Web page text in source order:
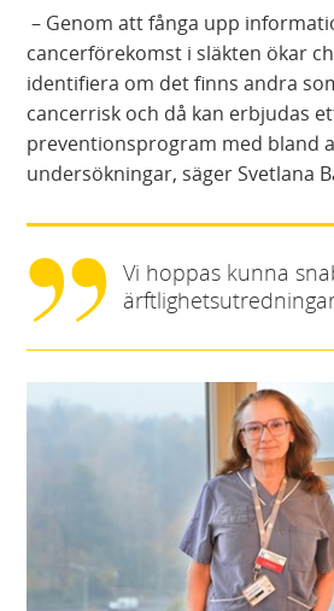
– Genom att fånga upp
cancerförekomst i släkten ökar
identifiera om det finns andra
cancerrisk och då kan erbjudas
preventionsprogram med bland
undersökningar, säger Svetlana
Vi hoppas kunna